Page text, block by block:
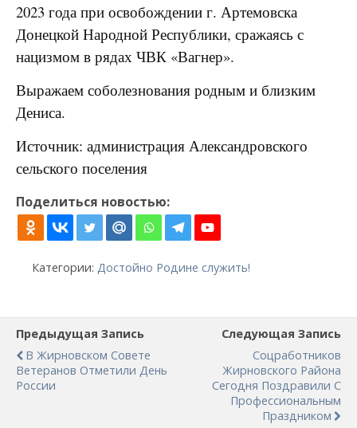
2023 года при освобождении г. Артемовска
Донецкой Народной Республики, сражаясь с
нацизмом в рядах ЧВК «Вагнер».
Выражаем соболезнования родным и близким
Дениса.
Источник: администрация Александровского
сельского поселения
Поделиться новостью:
Категории: Достойно Родине служить!
Предыдущая Запись
В Жирновском Совете
Ветеранов Отметили День
России
Следующая Запись
Соцработников
Жирновского Района
Сегодня Поздравили С
Профессиональным
Праздником